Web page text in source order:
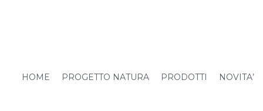
HOME PROGETTO NATURA PRODOTTI NOVITA’